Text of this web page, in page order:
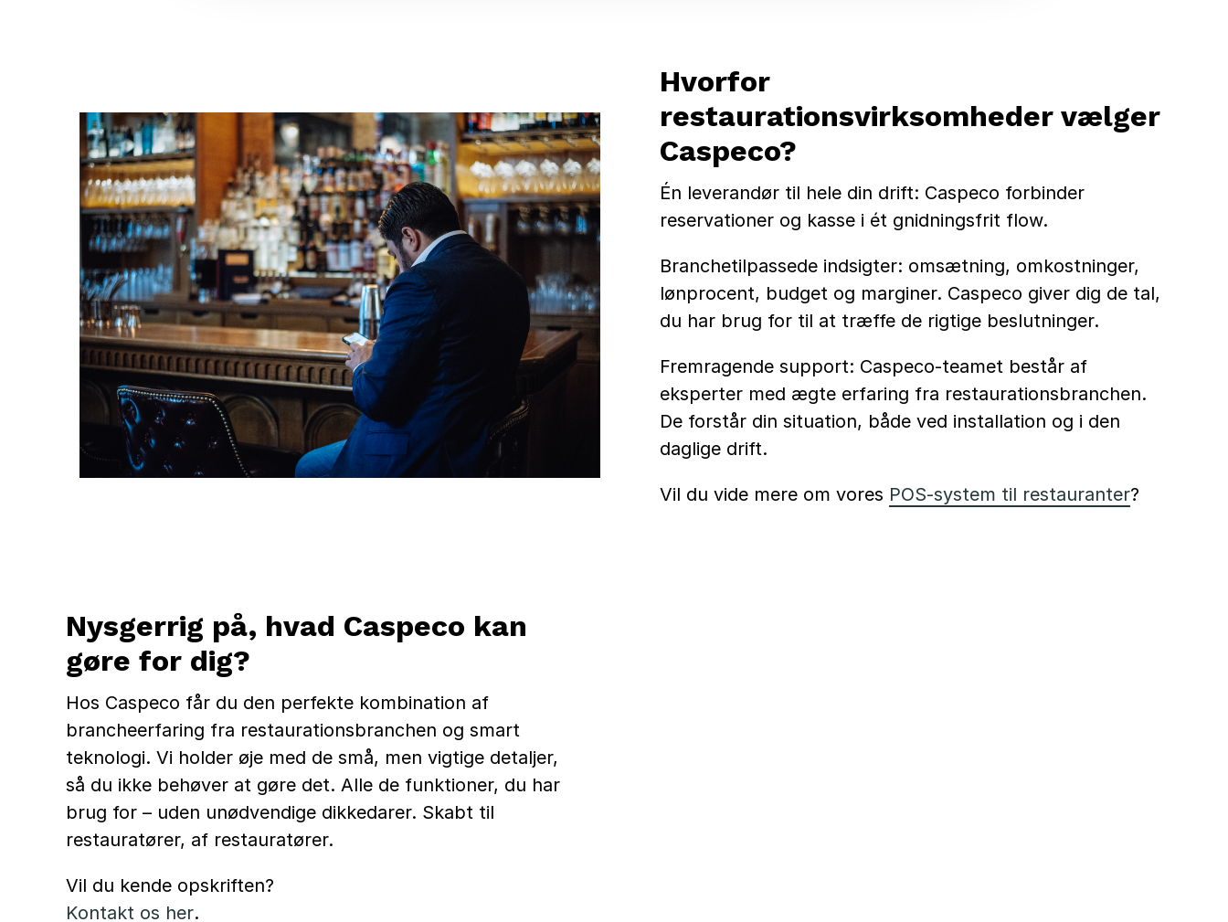
Hvorfor
restaurationsvirksomheder vælger
Caspeco?
Én leverandør til hele din drift: Caspeco forbinder
reservationer og kasse i ét gnidningsfrit flow.
Branchetilpassede indsigter: omsætning, omkostninger,
lønprocent, budget og marginer. Caspeco giver dig de tal,
du har brug for til at træffe de rigtige beslutninger.
Fremragende support: Caspeco-teamet består af
eksperter med ægte erfaring fra restaurationsbranchen.
De forstår din situation, både ved installation og i den
daglige drift.
Vil du vide mere om vores POS-system til restauranter?
Nysgerrig på, hvad Caspeco kan
gøre for dig?
Hos Caspeco får du den perfekte kombination af
brancheerfaring fra restaurationsbranchen og smart
teknologi. Vi holder øje med de små, men vigtige detaljer,
så du ikke behøver at gøre det. Alle de funktioner, du har
brug for – uden unødvendige dikkedarer. Skabt til
restauratører, af restauratører.
Vil du kende opskriften?
Kontakt os her.